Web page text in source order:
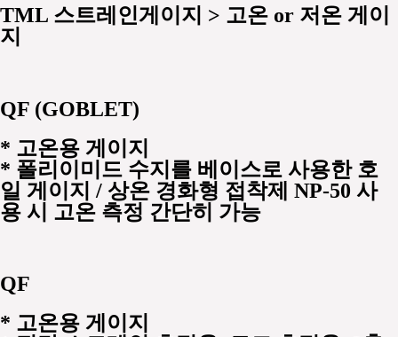
TML 스트레인게이지 > 고온 or 저온 게이
지
QF (GOBLET)
* 고온용 게이지
* 폴리이미드 수지를 베이스로 사용한 호
일 게이지 / 상온 경화형 접착제 NP-50 사
용 시 고온 측정 간단히 가능
QF
* 고온용 게이지